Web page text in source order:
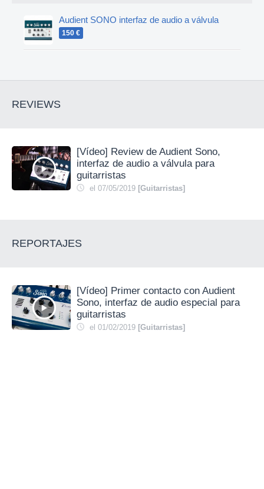
Audient SONO interfaz de audio a válvula
150 €
REVIEWS
[Vídeo] Review de Audient Sono,
interfaz de audio a válvula para
guitarristas
el 07/05/2019 [Guitarristas]
REPORTAJES
[Vídeo] Primer contacto con Audient
Sono, interfaz de audio especial para
guitarristas
el 01/02/2019 [Guitarristas]